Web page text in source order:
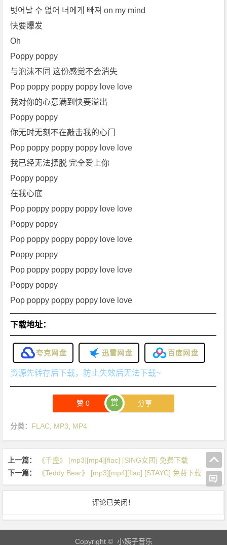
벗어날 수 없어 너에게 빠져 on my mind
快要爆发
Oh
Poppy poppy
与泡沫不同 这份感觉不会消失
Pop poppy poppy poppy love love
我对你的心意满到快要溢出
Poppy poppy
你无时无刻不在敲击我的心门
Pop poppy poppy poppy love love
我已经无法摆脱 完全爱上你
Poppy poppy
在我心底
Pop poppy poppy poppy love love
Poppy poppy
Pop poppy poppy poppy love love
Poppy poppy
Pop poppy poppy poppy love love
Poppy poppy
Pop poppy poppy poppy love love
下载地址：
夸克网盘 迅雷网盘 百度网盘
资源先转存后下载，防止失效后无法下载~
赞0 赏 分享
分类： FLAC MP3 MP4
上一篇：
《千盏》 [mp3][mp4][flac] [SING女团] 免费下载
下一篇：
《Teddy Bear》 [mp3][mp4][flac] [STAYC] 免费下载
评论已关闭！
Copyright © 小姨子音乐